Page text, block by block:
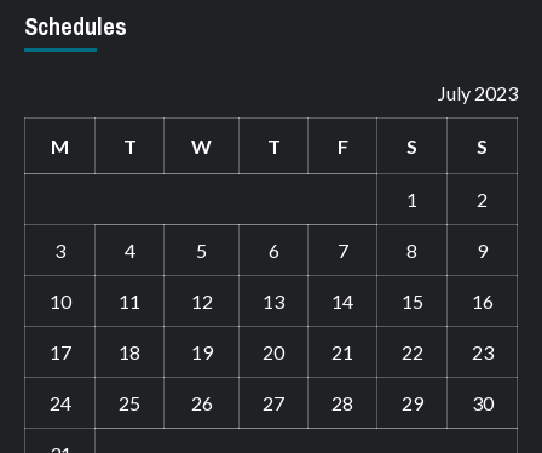
Schedules
July 2023
M T W T F S S
1 2
3 4 5 6 7 8 9
10 11 12 13 14 15 16
17 18 19 20 21 22 23
24 25 26 27 28 29 30